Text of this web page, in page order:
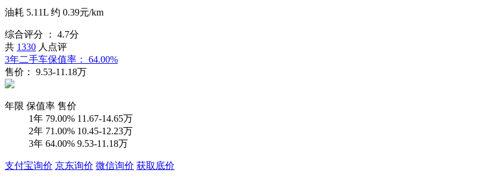
油耗 5.11L 约 0.39元/km
综合评分 ：
4.7分
共 1330 人点评
3年二手车保值率：
64.00%
售价：
9.53-11.18万
年限 保值率 售价
1年 79.00% 11.67-14.65万
2年 71.00% 10.45-12.23万
3年 64.00% 9.53-11.18万
支付宝询价 京东询价 微信询价 获取底价